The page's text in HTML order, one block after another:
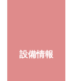
設備情報